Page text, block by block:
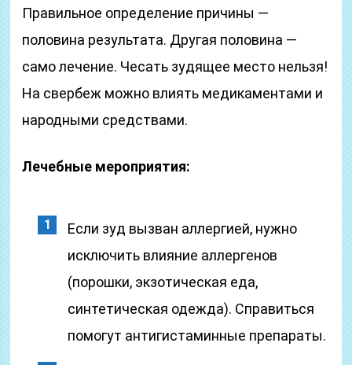
Правильное определение причины —
половина результата. Другая половина —
само лечение. Чесать зудящее место нельзя!
На свербеж можно влиять медикаментами и
народными средствами.
Лечебные мероприятия:
Если зуд вызван аллергией, нужно
исключить влияние аллергенов
(порошки, экзотическая еда,
синтетическая одежда). Справиться
помогут антигистаминные препараты.